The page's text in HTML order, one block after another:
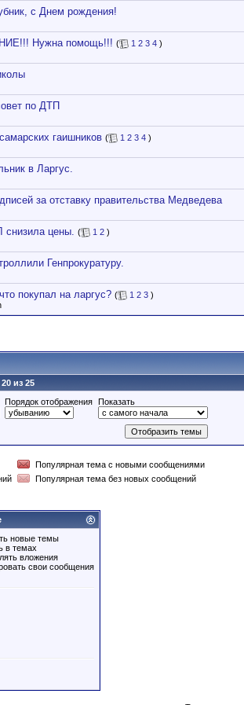
с Днем рождения!
Нужна помощь!!! ( 1 2 3 4 )
по ДТП
гаишников ( 1 2 3 4 )
в Ларгус.
за отставку правительства Медведева
цены. ( 1 2 )
Генпрокуратуру.
покупал на ларгус? ( 1 2 3 )
из 25
Порядок отображения Показать
Популярная тема с новыми сообщениями
Популярная тема без новых сообщений
новые темы
в темах
вложения
свои сообщения